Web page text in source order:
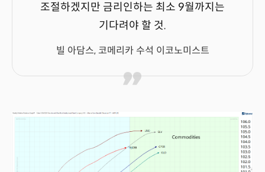
조절하겠지만 금리인하는 최소 9월까지는
기다려야 할 것.
빌 아담스, 코메리카 수석 이코노미스트